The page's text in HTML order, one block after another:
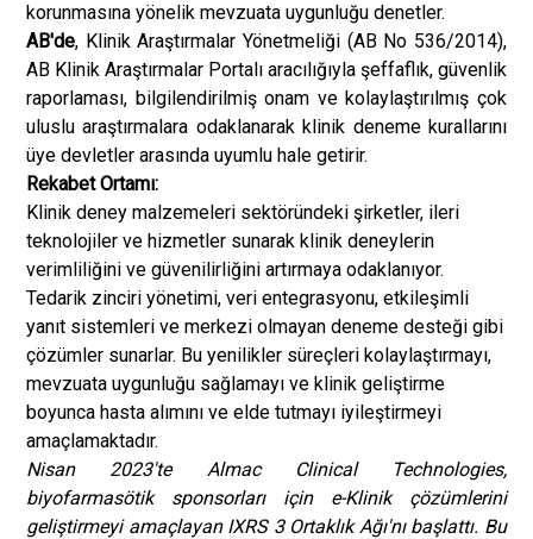
korunmasına yönelik mevzuata uygunluğu denetler.
AB'de, Klinik Araştırmalar Yönetmeliği (AB No 536/2014),
AB Klinik Araştırmalar Portalı aracılığıyla şeffaflık, güvenlik
raporlaması, bilgilendirilmiş onam ve kolaylaştırılmış çok
uluslu araştırmalara odaklanarak klinik deneme kurallarını
üye devletler arasında uyumlu hale getirir.
Rekabet Ortamı:
Klinik deney malzemeleri sektöründeki şirketler, ileri
teknolojiler ve hizmetler sunarak klinik deneylerin
verimliliğini ve güvenilirliğini artırmaya odaklanıyor.
Tedarik zinciri yönetimi, veri entegrasyonu, etkileşimli
yanıt sistemleri ve merkezi olmayan deneme desteği gibi
çözümler sunarlar. Bu yenilikler süreçleri kolaylaştırmayı,
mevzuata uygunluğu sağlamayı ve klinik geliştirme
boyunca hasta alımını ve elde tutmayı iyileştirmeyi
amaçlamaktadır.
Nisan 2023'te Almac Clinical Technologies,
biyofarmasötik sponsorları için e-Klinik çözümlerini
geliştirmeyi amaçlayan IXRS 3 Ortaklık Ağı'nı başlattı. Bu